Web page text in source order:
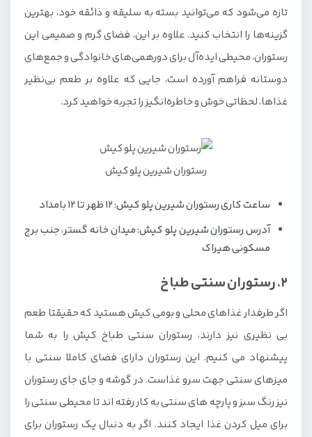
تازه می‌شود که می‌توانید بسته به سلیقه و ذائقه خود، بهترین
گزینه‌ها را انتخاب کنید. علاوه بر این، فضای گرم و صمیمی این
رستوران، محیطی ایده‌آل برای دورهمی‌های خانوادگی و جمع‌های
دوستانه فراهم آورده است، جایی که علاوه بر طعم بی‌نظیر
غذاها، لحظاتی خوش و خاطره‌انگیز را تجربه خواهید کرد.
رستوران شیرین پلو کیش
ساعت کاری رستوران شیرین پلو کیش: 12 ظهر تا 12 بامداد
آدرس رستوران شیرین پلو کیش: میدان خانه گستر، جنب برج
مسکونی هیراک
2. رستوران سنتی طباخ
اگر طرفدار غذاهای محلی و بومی کیش هستید که حقیقتا طعم
بی نظیری نیز دارند، رستوران سنتی طباخ کیش را به شما
پیشنهاد می کنیم. این رستوران دارای فضای کاملا سنتی با
میزهای سنتی جهت سرو غذاست. در گوشه و جای جای رستوران
نیز رنگ سبز و پارچه های سنتی به کار رفته اند تا محیطی سنتی را
برای میل کردن غذا ایجاد کنند. اگر به دنبال یک رستوران برای